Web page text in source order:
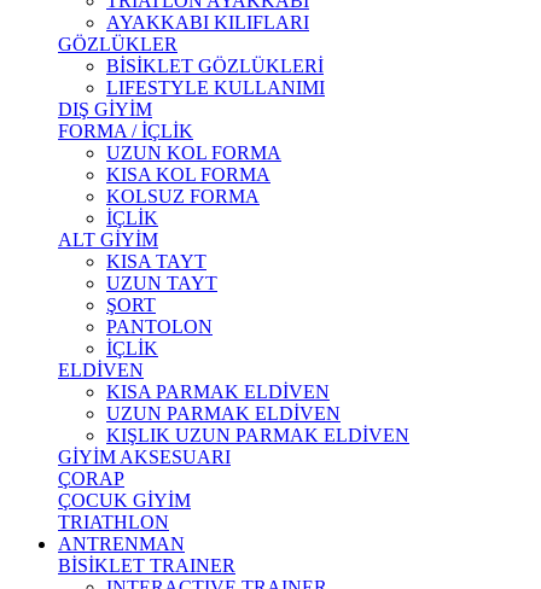
AYAKKABI KILIFLARI
GÖZLÜKLER
BİSİKLET GÖZLÜKLERİ
LIFESTYLE KULLANIMI
DIŞ GİYİM
FORMA / İÇLİK
UZUN KOL FORMA
KISA KOL FORMA
KOLSUZ FORMA
İÇLİK
ALT GİYİM
KISA TAYT
UZUN TAYT
ŞORT
PANTOLON
İÇLİK
ELDİVEN
KISA PARMAK ELDİVEN
UZUN PARMAK ELDİVEN
KIŞLIK UZUN PARMAK ELDİVEN
GİYİM AKSESUARI
ÇORAP
ÇOCUK GİYİM
TRIATHLON
ANTRENMAN
BİSİKLET TRAINER